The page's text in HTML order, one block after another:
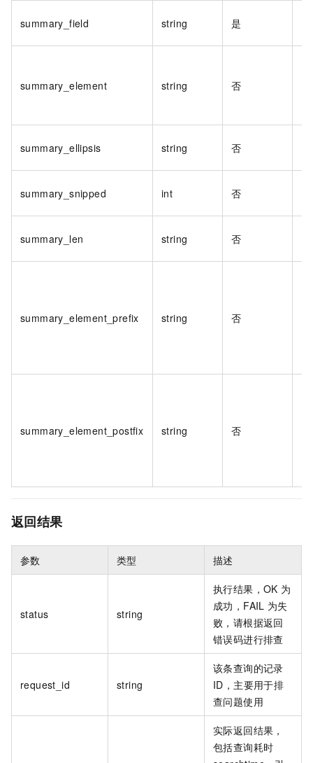
summary_field string 是
summary_element string 否
summary_ellipsis string 否
summary_snipped int 否
summary_len string 否
summary_element_prefix string 否
summary_element_postfix string 否
返回结果
参数 类型 描述
status string
执行结果，OK 为
成功，FAIL 为失
败，请根据返回
错误码进行排查
request_id string
该条查询的记录
ID，主要用于排
查问题使用
实际返回结果，
包括查询耗时